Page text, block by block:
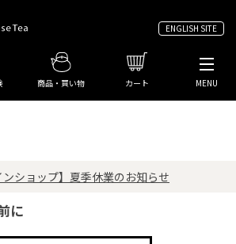
ENGLISH SITE
商品・買い物 カート MENU
ンショップ】夏季休業のお知らせ
に